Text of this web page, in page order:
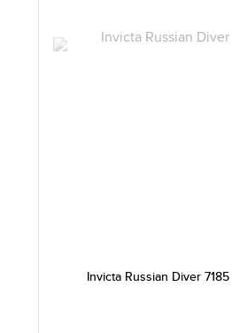
Invicta Russian Diver 7185